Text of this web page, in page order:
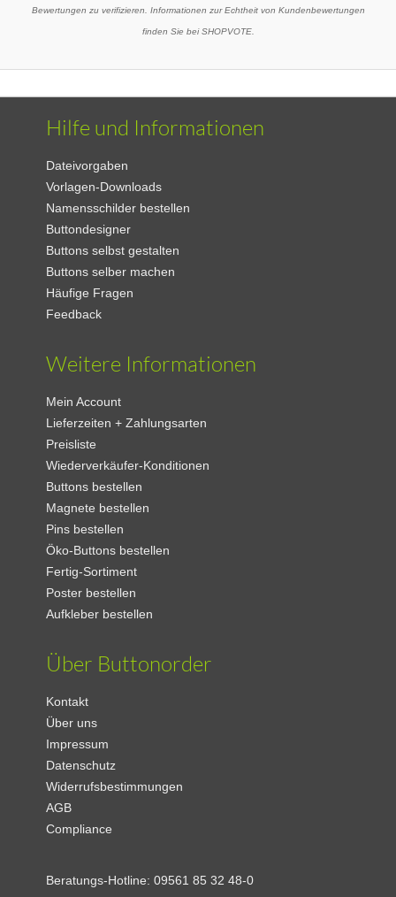
Bewertungen zu verifizieren. Informationen zur Echtheit von Kundenbewertungen
finden Sie bei SHOPVOTE.
Hilfe und Informationen
Dateivorgaben
Vorlagen-Downloads
Namensschilder bestellen
Buttondesigner
Buttons selbst gestalten
Buttons selber machen
Häufige Fragen
Feedback
Weitere Informationen
Mein Account
Lieferzeiten + Zahlungsarten
Preisliste
Wiederverkäufer-Konditionen
Buttons bestellen
Magnete bestellen
Pins bestellen
Öko-Buttons bestellen
Fertig-Sortiment
Poster bestellen
Aufkleber bestellen
Über Buttonorder
Kontakt
Über uns
Impressum
Datenschutz
Widerrufsbestimmungen
AGB
Compliance
Beratungs-Hotline:09561 85 32 48-0